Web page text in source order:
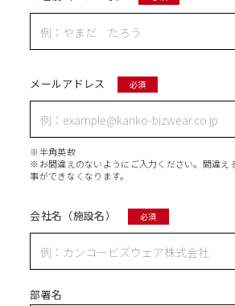
制作現場
INTRODUCTION
導入事例
NEWS
プライバシーポリシー 在庫照会
メールアドレス 必須
※半角英数
※お間違えのないようにご入力ください。間違え
事ができなくなります。
会社名（施設名） 必須
部署名